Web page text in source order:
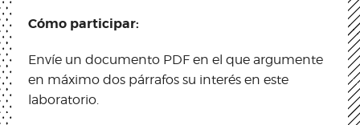
Cómo participar:
Envíe un documento PDF en el que argumente
en máximo dos párrafos su interés en este
laboratorio.